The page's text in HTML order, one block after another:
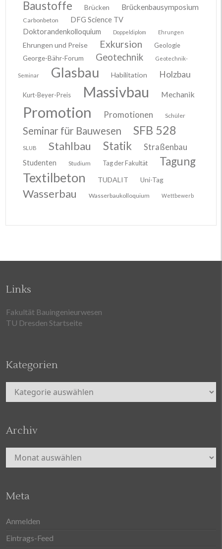
Baustoffe Brücken Brückenbausymposium
Carbonbeton
DFG Science TV
Doktorandenkolloquium
Doppeldiplom Ehrungen
Ehrungen und Preise Exkursion
Geologie
George-Bähr-Forum
Geotechnik Geotechnik-
Seminar Glasbau Habilitation Holzbau
Kurt-Beyer-Preis Massivbau Mechanik
Promotion Promotionen Schüler
Seminar für Bauwesen SFB 528
SLUB Stahlbau Statik Straßenbau
Studenten Studium Tag der Fakultät Tagung
Textilbeton TUDALIT Uni-Tag
Wasserbau Wasserbaukolloquium Wettbewerb
Links
Fakultät Bauingenieurwesen
TU Dresden Startseite
Kategorien
Kategorien
Archiv
Archiv
Meta
Anmelden
Eintrags-Feed